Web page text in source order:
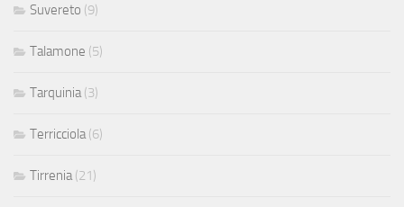
Suvereto (9)
Talamone (5)
Tarquinia (3)
Terricciola (6)
Tirrenia (21)